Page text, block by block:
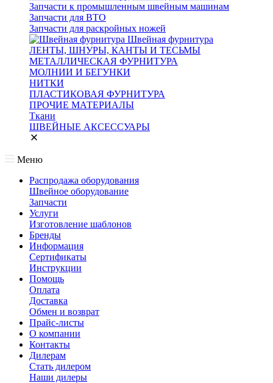
Запчасти к промышленным швейным машинам
Запчасти для ВТО
Запчасти для раскройных ножей
Швейная фурнитура
ЛЕНТЫ, ШНУРЫ, КАНТЫ И ТЕСЬМЫ
МЕТАЛЛИЧЕСКАЯ ФУРНИТУРА
МОЛНИИ И БЕГУНКИ
НИТКИ
ПЛАСТИКОВАЯ ФУРНИТУРА
ПРОЧИЕ МАТЕРИАЛЫ
Ткани
ШВЕЙНЫЕ АКСЕССУАРЫ
Меню
Распродажа оборудования
Швейное оборудование
Запчасти
Услуги
Изготовление шаблонов
Бренды
Информация
Сертификаты
Инструкции
Помощь
Оплата
Доставка
Обмен и возврат
Прайс-листы
О компании
Контакты
Дилерам
Стать дилером
Наши дилеры